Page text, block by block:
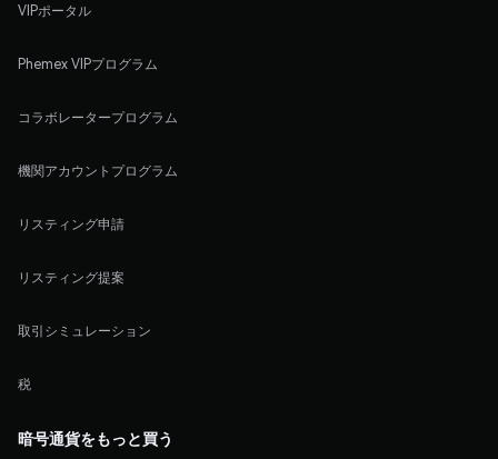
VIPポータル
Phemex VIPプログラム
コラボレータープログラム
機関アカウントプログラム
リスティング申請
リスティング提案
取引シミュレーション
税
暗号通貨をもっと買う